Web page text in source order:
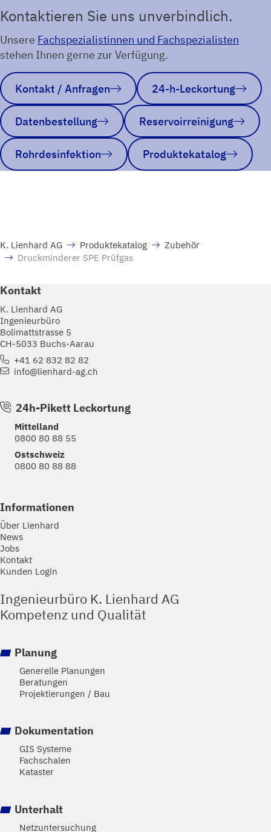
Kontaktieren Sie uns unverbindlich.
Unsere Fachspezialistinnen und Fachspezialisten
stehen Ihnen gerne zur Verfügung.
Kontakt / Anfragen 24-h-Leckortung
Datenbestellung Reservoirreinigung
Rohrdesinfektion Produktekatalog
K. Lienhard AG Produktekatalog
Zubehör
Druckminderer SPE Prüfgas
Kontakt
K. Lienhard AG
Ingenieurbüro
Bolimattstrasse 5
CH-5033 Buchs-Aarau
+41 62 832 82 82
info@lienhard-ag.ch
24h-Pikett Leckortung
Mittelland
0800 80 88 55
Ostschweiz
0800 80 88 88
Informationen
Über Lienhard
News
Jobs
Kontakt
Kunden Login
Ingenieurbüro K. Lienhard AG
Kompetenz und Qualität
Planung
Generelle Planungen
Beratungen
Projektierungen / Bau
Dokumentation
GIS Systeme
Fachschalen
Kataster
Unterhalt
Netzuntersuchung